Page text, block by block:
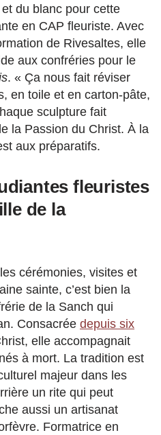
du blanc pour cette
en CAP fleuriste. Avec
de Rivesaltes, elle
aux confréries pour le
. « Ça nous fait réviser
en toile et en carton-pâte,
sculpture fait
la Passion du Christ. À la
aux préparatifs.
fleuristes
de la
cérémonies, visites et
sainte, c’est bien la
de la Sanch qui
Consacrée depuis six
elle accompagnait
à mort. La tradition est
majeur dans les
un rite qui peut
aussi un artisanat
Formatrice en